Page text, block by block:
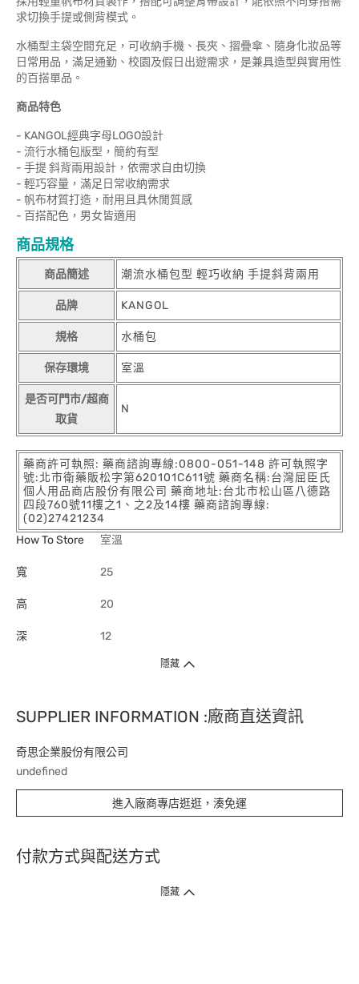
求切換手提或側背模式。
水桶型主袋空間充足，可收納手機、長夾、摺疊傘、隨身化妝品等
日常用品，滿足通勤、校園及假日出遊需求，是兼具造型與實用性
的百搭單品。
商品特色
- KANGOL經典字母LOGO設計
- 流行水桶包版型，簡約有型
- 手提 斜背兩用設計，依需求自由切換
- 輕巧容量，滿足日常收納需求
- 帆布材質打造，耐用且具休閒質感
- 百搭配色，男女皆適用
商品規格
商品簡述 潮流水桶包型 輕巧收納 手提斜背兩用
品牌 KANGOL
規格 水桶包
保存環境 室溫
是否可門市/超商
取貨
N
藥商許可執照: 藥商諮詢專線:0800-051-148 許可執照字
號:北市衛藥販松字第620101C611號 藥商名稱:台灣屈臣氏
個人用品商店股份有限公司 藥商地址:台北市松山區八德路
四段760號11樓之1、之2及14樓 藥商諮詢專線:
(02)27421234
How To Store
室溫
寬 25
高 20
深 12
隱藏
SUPPLIER INFORMATION :廠商直送資訊
奇思企業股份有限公司
undefined
進入廠商專店逛逛，湊免運
付款方式與配送方式
隱藏